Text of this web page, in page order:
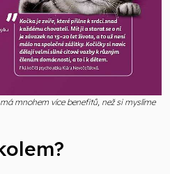
mnohem více benefitů, než si myslíme